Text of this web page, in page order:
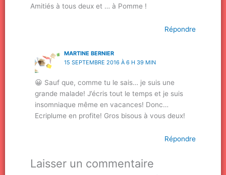
Amitiés à tous deux et … à Pomme !
Répondre
MARTINE BERNIER
15 SEPTEMBRE 2016 À 6 H 39 MIN
😀 Sauf que, comme tu le sais… je suis une
grande malade! J’écris tout le temps et je suis
insomniaque même en vacances! Donc…
Ecriplume en profite! Gros bisous à vous deux!
Répondre
Laisser un commentaire